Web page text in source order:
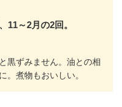
11～2月の2回。
黒ずみません。油との相
。煮物もおいしい。